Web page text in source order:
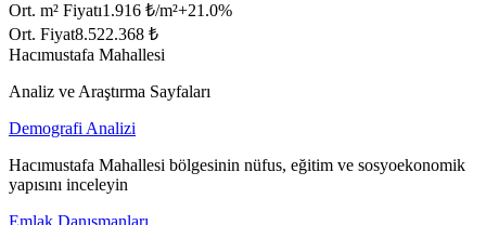
Ort. m² Fiyatı1.916 ₺/m²+21.0%
Ort. Fiyat8.522.368 ₺
Hacımustafa Mahallesi
Analiz ve Araştırma Sayfaları
Demografi Analizi
Hacımustafa Mahallesi bölgesinin nüfus, eğitim ve sosyoekonomik
yapısını inceleyin
Emlak Danışmanları